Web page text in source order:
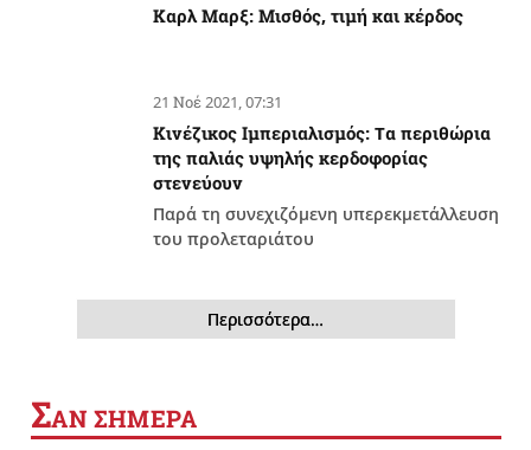
Καρλ Μαρξ: Μισθός, τιμή και κέρδος
21 Νοέ 2021, 07:31
Κινέζικος Ιμπεριαλισμός: Tα περιθώρια
της παλιάς υψηλής κερδοφορίας
στενεύουν
Παρά τη συνεχιζόμενη υπερεκμετάλλευση
του προλεταριάτου
Περισσότερα…
ΣΑΝ ΣΗΜΕΡΑ